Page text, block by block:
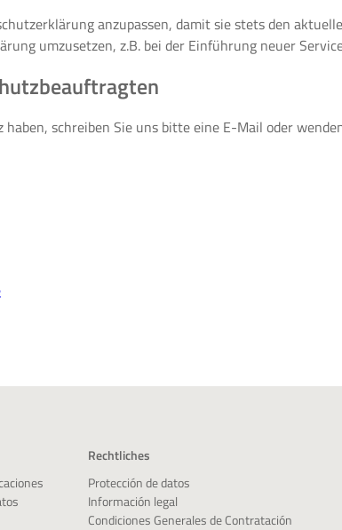
anzupassen, damit sie stets den
umzusetzen, z.B. bei der Einführung neuer
haben, schreiben Sie uns bitte eine E-Mail oder
Rechtliches
Protección de datos
Información legal
Condiciones Generales de Contratación